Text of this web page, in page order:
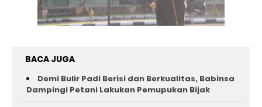
BACA JUGA
Demi Bulir Padi Berisi dan Berkualitas, Babinsa
Dampingi Petani Lakukan Pemupukan Bijak